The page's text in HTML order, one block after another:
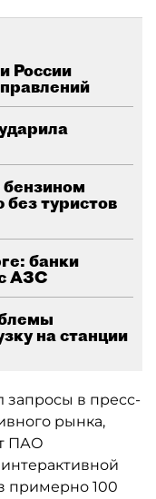
России
туристов
банки
АЗС
на станции
запросы в пресс-
рынка,
ПАО
примерно 100